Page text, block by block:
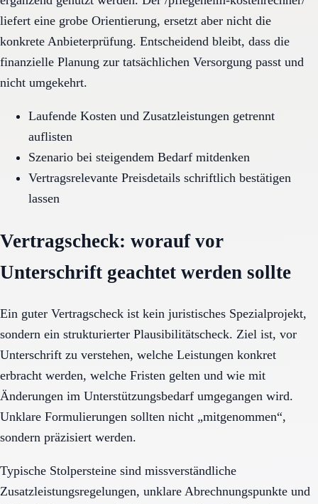
liefert eine grobe Orientierung, ersetzt aber nicht die
konkrete Anbieterprüfung. Entscheidend bleibt, dass die
finanzielle Planung zur tatsächlichen Versorgung passt und
nicht umgekehrt.
Laufende Kosten und Zusatzleistungen getrennt
auflisten
Szenario bei steigendem Bedarf mitdenken
Vertragsrelevante Preisdetails schriftlich bestätigen
lassen
Vertragscheck: worauf vor
Unterschrift geachtet werden sollte
Ein guter Vertragscheck ist kein juristisches Spezialprojekt,
sondern ein strukturierter Plausibilitätscheck. Ziel ist, vor
Unterschrift zu verstehen, welche Leistungen konkret
erbracht werden, welche Fristen gelten und wie mit
Änderungen im Unterstützungsbedarf umgegangen wird.
Unklare Formulierungen sollten nicht „mitgenommen“,
sondern präzisiert werden.
Typische Stolpersteine sind missverständliche
Zusatzleistungsregelungen, unklare Abrechnungspunkte und